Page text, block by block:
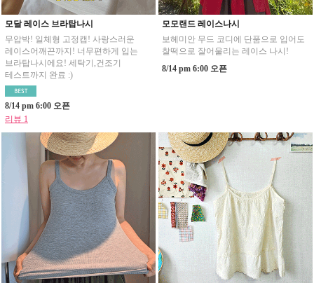
모달 레이스 브라탑나시
무압박! 일체형 고정캡! 사랑스러운
레이스어깨끈까지! 너무편하게 입는
브라탑나시에요! 세탁기,건조기
테스트까지 완료 :)
8/14 pm 6:00 오픈
리뷰 1
모모랜드 레이스나시
보헤미안 무드 코디에 단품으로 입어도
찰떡으로 잘어울리는 레이스 나시!
8/14 pm 6:00 오픈